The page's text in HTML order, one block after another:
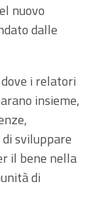
nuovo
dalle
i relatori
insieme,
sviluppare
il bene nella
di